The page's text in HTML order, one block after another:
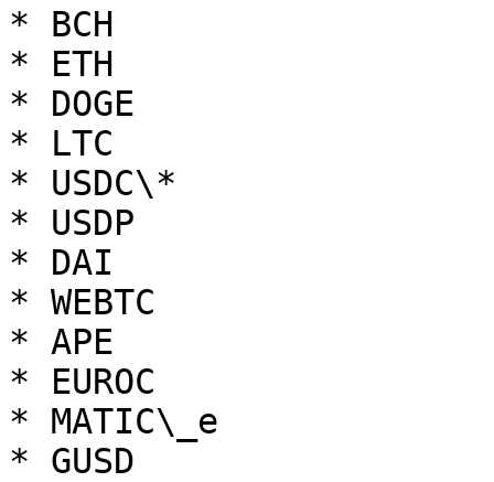
* BCH
* ETH
* DOGE
* LTC
* USDC\*
* USDP
* DAI
* WEBTC
* APE
* EUROC
* MATIC\_e
* GUSD